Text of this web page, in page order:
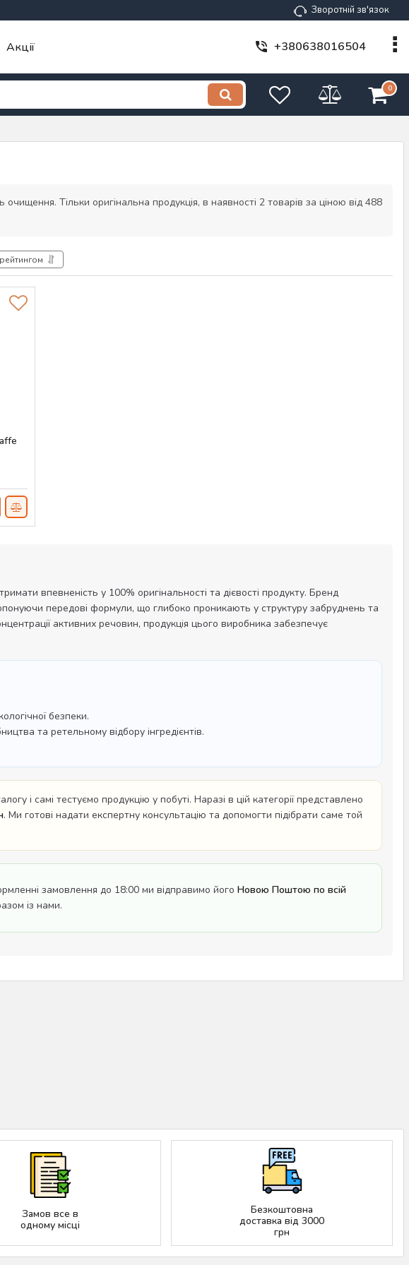
Зворотній зв'язок
Акції +380638016504
0
Тільки оригінальна продукція, в наявності 2 товарів за ціною від 488
впевненість у 100% оригінальності та дієвості продукту. Бренд
передові формули, що глибоко проникають у структуру забруднень та
активних речовин, продукція цього виробника забезпечує
безпеки.
та ретельному відбору інгредієнтів.
і самі тестуємо продукцію у побуті. Наразі в цій категорії представлено
. Ми готові надати експертну консультацію та допомогти підібрати саме той
замовлення до 18:00 ми відправимо його Новою Поштою по всій
із нами.
Замов все в
одному місці
Безкоштовна
доставка від 3000
грн